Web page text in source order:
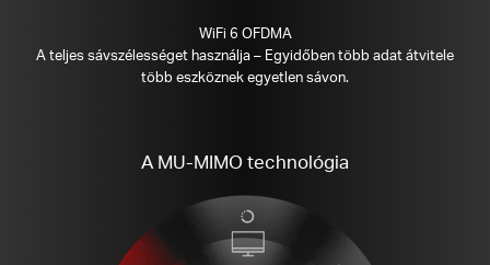
WiFi 6 OFDMA
A teljes sávszélességet használja – Egyidőben több adat átvitele
több eszköznek egyetlen sávon.
A MU-MIMO technológia